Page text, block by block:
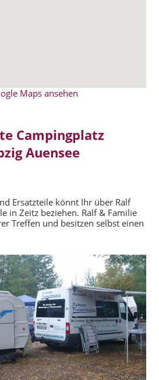
Maps ansehen
Campingplatz
Auensee
Ersatzteile könnt Ihr über Ralf
in Zeitz beziehen. Ralf & Familie
Treffen und besitzen selbst einen